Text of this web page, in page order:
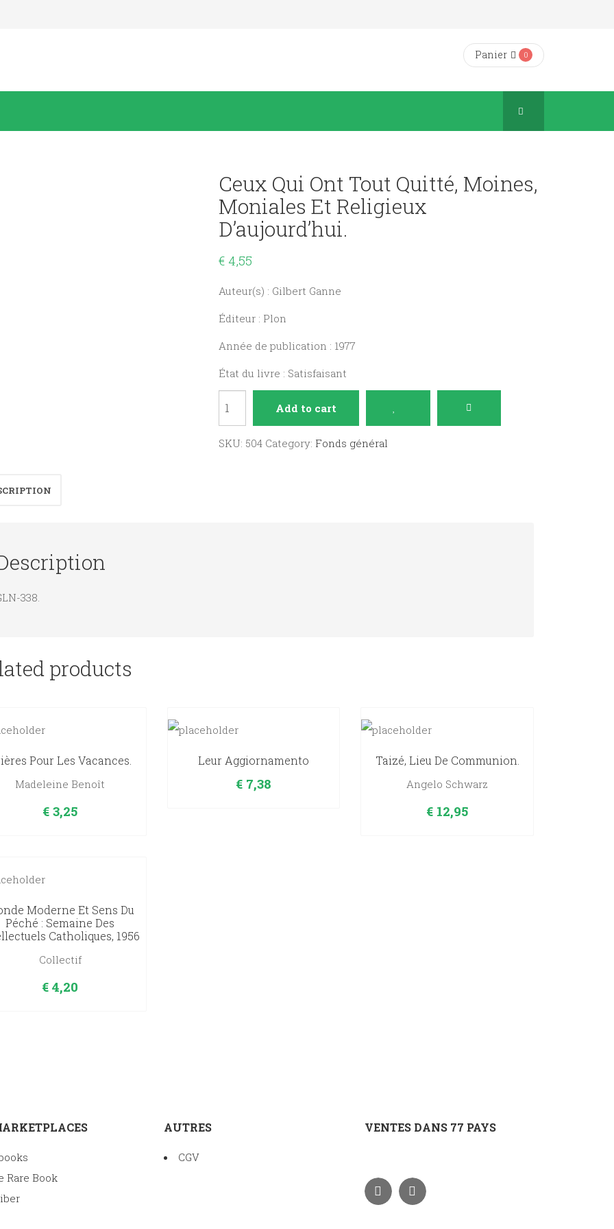
Panier 0
Ceux Qui Ont Tout Quitté, Moines,
Moniales Et Religieux
D’aujourd’hui.
€ 4,55
Auteur(s) : Gilbert Ganne
Éditeur : Plon
Année de publication : 1977
État du livre : Satisfaisant
ont
Add to cart
SKU: 504 Category: Fonds général
338.
products
Pour Les Vacances.
Madeleine Benoît
€ 3,25
Leur Aggiornamento
€ 7,38
Taizé, Lieu De Communion.
Angelo Schwarz
€ 12,95
Moderne Et Sens Du
Péché : Semaine Des
Catholiques, 1956
Collectif
€ 4,20
Rare Book
AUTRES
CGV
VENTES DANS 77 PAYS